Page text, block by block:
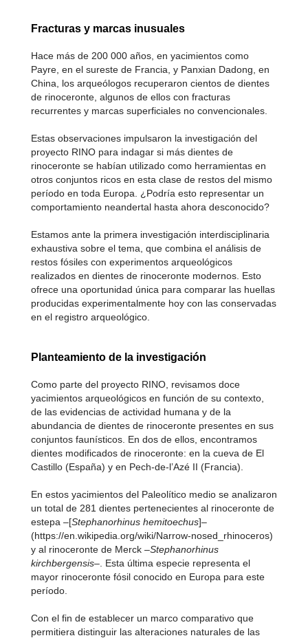
Fracturas y marcas inusuales
Hace más de 200 000 años, en yacimientos como
Payre, en el sureste de Francia, y Panxian Dadong, en
China, los arqueólogos recuperaron cientos de dientes
de rinoceronte, algunos de ellos con fracturas
recurrentes y marcas superficiales no convencionales.
Estas observaciones impulsaron la investigación del
proyecto RINO para indagar si más dientes de
rinoceronte se habían utilizado como herramientas en
otros conjuntos ricos en esta clase de restos del mismo
período en toda Europa. ¿Podría esto representar un
comportamiento neandertal hasta ahora desconocido?
Estamos ante la primera investigación interdisciplinaria
exhaustiva sobre el tema, que combina el análisis de
restos fósiles con experimentos arqueológicos
realizados en dientes de rinoceronte modernos. Esto
ofrece una oportunidad única para comparar las huellas
producidas experimentalmente hoy con las conservadas
en el registro arqueológico.
Planteamiento de la investigación
Como parte del proyecto RINO, revisamos doce
yacimientos arqueológicos en función de su contexto,
de las evidencias de actividad humana y de la
abundancia de dientes de rinoceronte presentes en sus
conjuntos faunísticos. En dos de ellos, encontramos
dientes modificados de rinoceronte: en la cueva de El
Castillo (España) y en Pech-de-l’Azé II (Francia).
En estos yacimientos del Paleolítico medio se analizaron
un total de 281 dientes pertenecientes al rinoceronte de
estepa –[Stephanorhinus hemitoechus]–
(https://en.wikipedia.org/wiki/Narrow-nosed_rhinoceros)
y al rinoceronte de Merck –Stephanorhinus
kirchbergensis–. Esta última especie representa el
mayor rinoceronte fósil conocido en Europa para este
período.
Con el fin de establecer un marco comparativo que
permitiera distinguir las alteraciones naturales de las